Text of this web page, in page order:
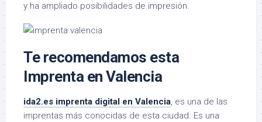
y ha ampliado posibilidades de impresión.
Te recomendamos esta
Imprenta en Valencia
ida2.es imprenta digital en Valencia, es una de las
imprentas más conocidas de esta ciudad. Es una